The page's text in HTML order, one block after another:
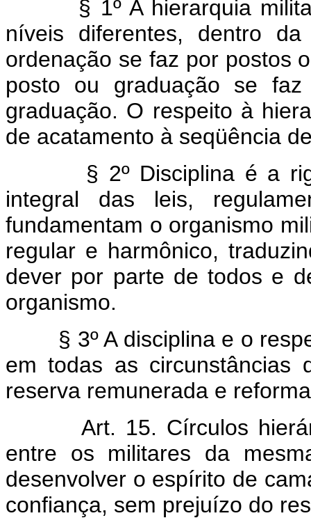
§ 1º A hierarquia
níveis diferentes, dentro
ordenação se faz por postos
posto ou graduação se
graduação. O respeito à
de acatamento à seqüência
§ 2º Disciplina é a
integral das leis,
fundamentam o organismo
regular e harmônico,
dever por parte de todos e
organismo.
§ 3º A disciplina e o
em todas as circunstâncias
reserva remunerada e
Art. 15. Círculos
entre os militares da
desenvolver o espírito de
confiança, sem prejuízo do